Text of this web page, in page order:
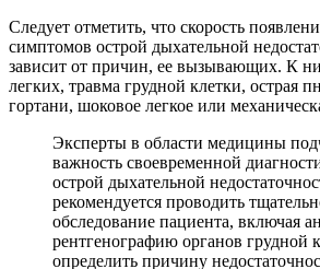
Следует отметить, что скорость
симптомов острой дыхательной
зависит от причин, ее вызывающих. К
легких, травма грудной клетки, острая
гортани, шоковое легкое или
Эксперты в области медицины
важность своевременной
острой дыхательной
рекомендуется проводить
обследование пациента, включая
рентгенографию органов грудной
определить причину